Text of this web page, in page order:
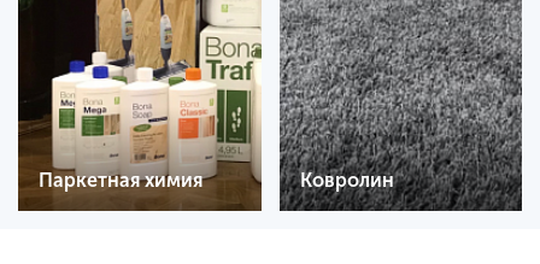
Паркетная химия Ковролин